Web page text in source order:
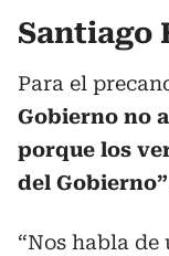
Santiago
Para el
Gobierno no
porque los
del Gobierno”
“Nos habla de